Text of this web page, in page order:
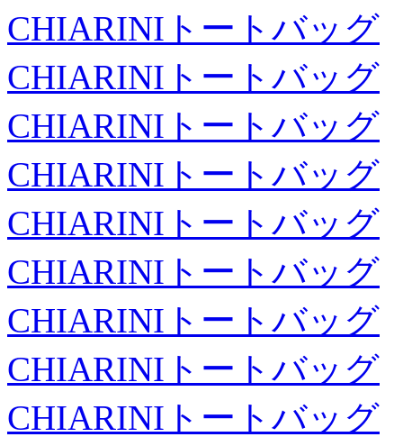
CHIARINIトートバッグ
CHIARINIトートバッグ
CHIARINIトートバッグ
CHIARINIトートバッグ
CHIARINIトートバッグ
CHIARINIトートバッグ
CHIARINIトートバッグ
CHIARINIトートバッグ
CHIARINIトートバッグ